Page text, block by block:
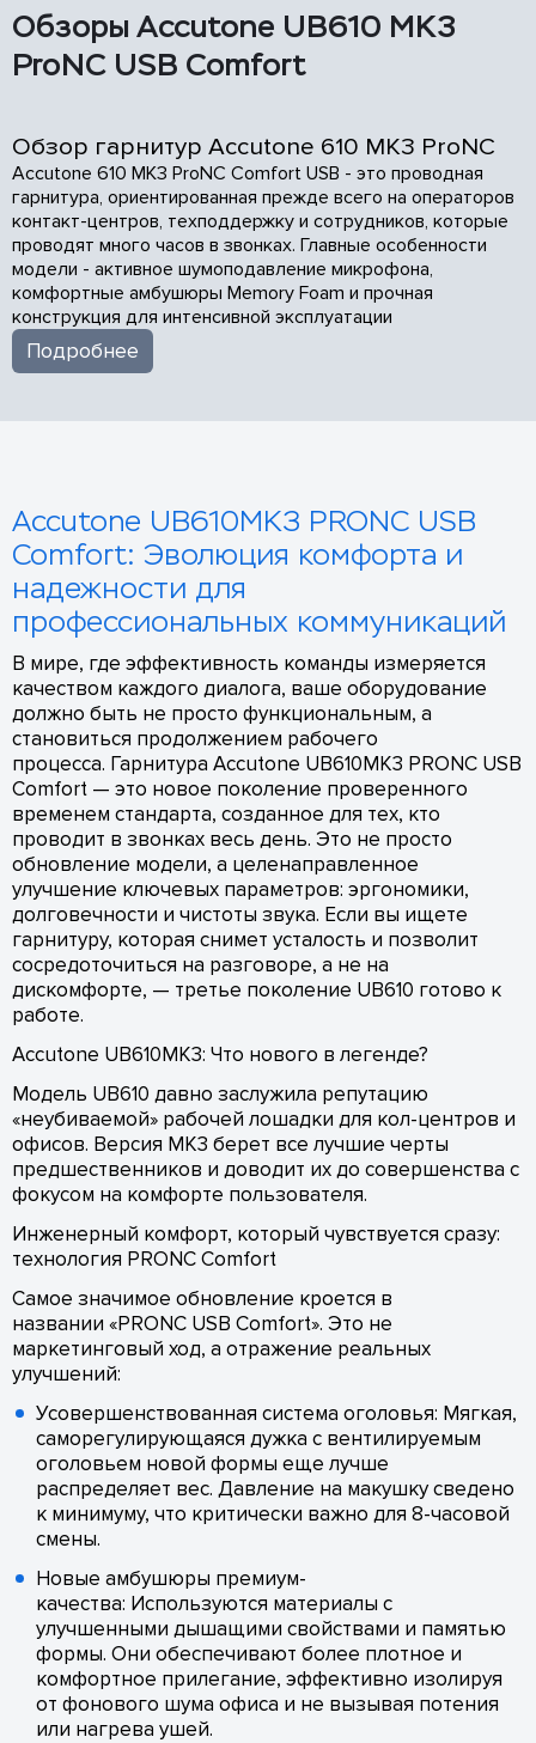
Обзоры Accutone UB610 MK3
ProNC USB Comfort
Обзор гарнитур Accutone 610 MK3 ProNC
Accutone 610 MK3 ProNC Comfort USB - это проводная
гарнитура, ориентированная прежде всего на операторов
контакт-центров, техподдержку и сотрудников, которые
проводят много часов в звонках. Главные особенности
модели - активное шумоподавление микрофона,
комфортные амбушюры Memory Foam и прочная
конструкция для интенсивной эксплуатации
Подробнее
Accutone UB610MK3 PRONC USB
Comfort: Эволюция комфорта и
надежности для
профессиональных коммуникаций
В мире, где эффективность команды измеряется
качеством каждого диалога, ваше оборудование
должно быть не просто функциональным, а
становиться продолжением рабочего
процесса. Гарнитура Accutone UB610MK3 PRONC USB
Comfort — это новое поколение проверенного
временем стандарта, созданное для тех, кто
проводит в звонках весь день. Это не просто
обновление модели, а целенаправленное
улучшение ключевых параметров: эргономики,
долговечности и чистоты звука. Если вы ищете
гарнитуру, которая снимет усталость и позволит
сосредоточиться на разговоре, а не на
дискомфорте, — третье поколение UB610 готово к
работе.
Accutone UB610MK3: Что нового в легенде?
Модель UB610 давно заслужила репутацию
«неубиваемой» рабочей лошадки для кол-центров и
офисов. Версия MK3 берет все лучшие черты
предшественников и доводит их до совершенства с
фокусом на комфорте пользователя.
Инженерный комфорт, который чувствуется сразу:
технология PRONC Comfort
Самое значимое обновление кроется в
названии «PRONC USB Comfort». Это не
маркетинговый ход, а отражение реальных
улучшений:
Усовершенствованная система оголовья: Мягкая,
саморегулирующаяся дужка с вентилируемым
оголовьем новой формы еще лучше
распределяет вес. Давление на макушку сведено
к минимуму, что критически важно для 8-часовой
смены.
Новые амбушюры премиум-
качества: Используются материалы с
улучшенными дышащими свойствами и памятью
формы. Они обеспечивают более плотное и
комфортное прилегание, эффективно изолируя
от фонового шума офиса и не вызывая потения
или нагрева ушей.